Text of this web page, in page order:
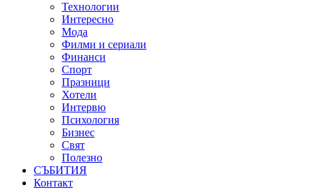
Технологии
Интересно
Мода
Филми и сериали
Финанси
Спорт
Празници
Хотели
Интервю
Психология
Бизнес
Свят
Полезно
СЪБИТИЯ
Контакт